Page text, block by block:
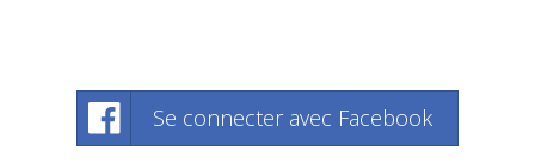
Se connecter avec Facebook